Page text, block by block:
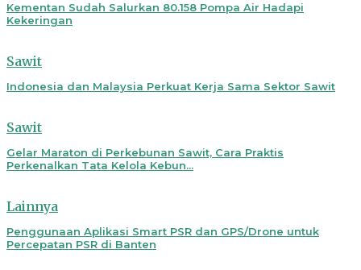
Kementan Sudah Salurkan 80.158 Pompa Air Hadapi
Kekeringan
Sawit
Indonesia dan Malaysia Perkuat Kerja Sama Sektor Sawit
Sawit
Gelar Maraton di Perkebunan Sawit, Cara Praktis
Perkenalkan Tata Kelola Kebun...
Lainnya
Penggunaan Aplikasi Smart PSR dan GPS/Drone untuk
Percepatan PSR di Banten